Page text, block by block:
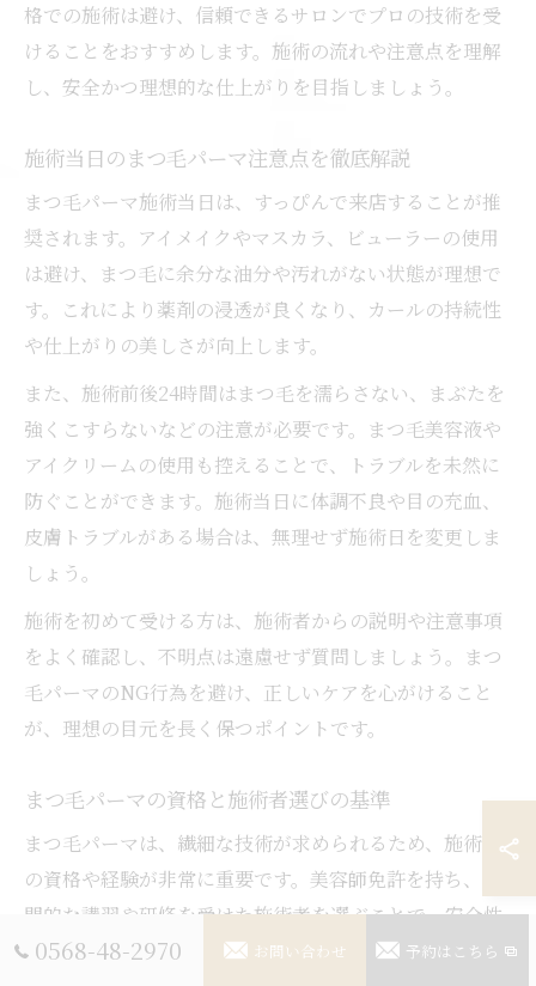
格での施術は避け、信頼できるサロンでプロの技術を受
けることをおすすめします。施術の流れや注意点を理解
し、安全かつ理想的な仕上がりを目指しましょう。
施術当日のまつ毛パーマ注意点を徹底解説
まつ毛パーマ施術当日は、すっぴんで来店することが推
奨されます。アイメイクやマスカラ、ビューラーの使用
は避け、まつ毛に余分な油分や汚れがない状態が理想で
す。これにより薬剤の浸透が良くなり、カールの持続性
や仕上がりの美しさが向上します。
また、施術前後24時間はまつ毛を濡らさない、まぶたを
強くこすらないなどの注意が必要です。まつ毛美容液や
アイクリームの使用も控えることで、トラブルを未然に
防ぐことができます。施術当日に体調不良や目の充血、
皮膚トラブルがある場合は、無理せず施術日を変更しま
しょう。
施術を初めて受ける方は、施術者からの説明や注意事項
をよく確認し、不明点は遠慮せず質問しましょう。まつ
毛パーマのNG行為を避け、正しいケアを心がけること
が、理想の目元を長く保つポイントです。
まつ毛パーマの資格と施術者選びの基準
まつ毛パーマは、繊細な技術が求められるため、施術者
の資格や経験が非常に重要です。美容師免許を持ち、専
門的な講習や研修を受けた施術者を選ぶことで、安全性
と仕上がりの美しさが確保されます。資格の有無はサロ
0568-48-2970 お問い合わせ 予約はこちら